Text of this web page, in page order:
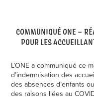
COMMUNIQUÉ ONE –
POUR LES
L’ONE a communiqué ce
d’indemnisation des
des absences d’enfants
des raisons liées au